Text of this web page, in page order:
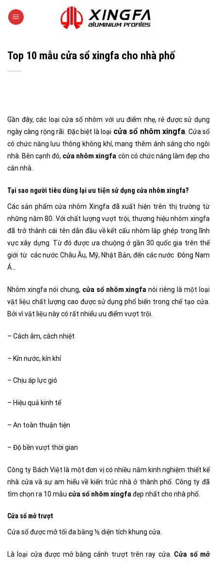
Top 10 mẫu cửa sổ xingfa cho nhà phố
Gần đây, các loại cửa sổ nhôm với ưu điểm nhẹ, rẻ được sử dụng
ngày càng rộng rãi. Đặc biệt là loại cửa sổ nhômxingfa . Cửa sổ
có chức năng lưu thông không khí, mang thêm ánh sáng cho ngôi
nhà. Bên cạnh đó, cửa nhôm xingfa còn có chức năng làm đẹp cho
căn nhà.
Tại sao người tiêu dùng lại ưu tiện sử dụng cửa nhôm xingfa?
Các sản phẩm cửa nhôm Xingfa đã xuất hiện trên thị trường từ
những năm 80. Với chất lượng vượt trội, thương hiệu nhôm xingfa
đã trở thành cái tên dẫn đầu về kết cấu nhôm lắp ghép trong lĩnh
vực xây dựng. Từ đó được ưa chuộng ở gần 30 quốc gia trên thế
giới từ các nước Châu Âu, Mỹ, Nhật Bản, đến các nước Đông Nam
Á…
Nhôm xingfa nói chung, cửa sổ nhôm xingfa nói riêng là một loại
vật liệu chất lượng cao được sử dụng phổ biến trong chế tạo cửa.
Bởi vì vật liệu này có rất nhiểu ưu điểm vượt trội.
– Cách âm, cách nhiệt
– Kín nước, kín khí
– Chịu áp lực gió
– Hiệu quả kinh tế
– An toàn thuận tiện
– Độ bền vượt thời gian
Công ty Bách Việt là một đơn vị có nhiều năm kinh nghiệm thiết kế
nhà cửa và sự am hiểu về kiến trúc nhà ở thành phố. Công ty đã
tìm chọn ra 10 mẫu cửa sổ nhôm xingfa đẹp nhất cho nhà phố.
Cửa sổ mở trượt
Cửa sổ được mở tối đa bằng ½ diện tích khung cửa.
Là loại cửa được mở bằng cánh trượt trên ray cửa. Cửa sổ mở